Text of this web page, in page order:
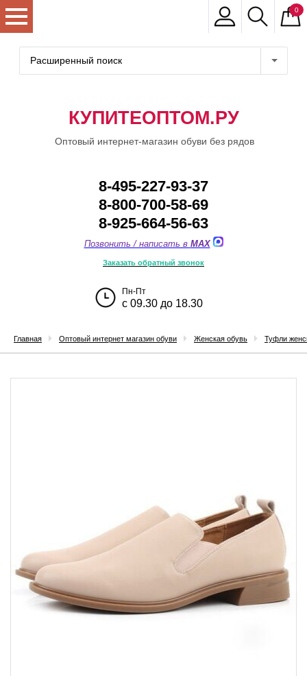
0
Расширенный поиск
КУПИТЕОПТОМ.РУ
Оптовый интернет-магазин обуви без рядов
8-495-227-93-37
8-800-700-58-69
8-925-664-56-63
Позвонить / написать в MAX
Заказать обратный звонок
Пн-Пт
с 09.30 до 18.30
Главная Оптовый интернет магазин обуви Женская обувь Туфли